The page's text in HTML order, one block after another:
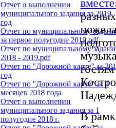
Отчет о выполнении
муниципального задания за 2019
год
Отчет по муниципальному
за первое полугодие 2019.pdf
Отчет по муниципальному
2018 - 2019.pdf
Отчет по "Дорожной карте" за
год
Отчет по "Дорожной карте" за 9
месяцев 2018 года
Отчет о выполнении
муниципального задания за 1
полугодие 2018 г.
В